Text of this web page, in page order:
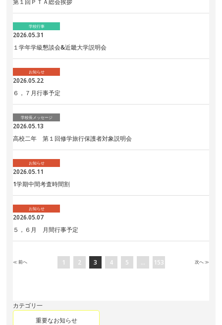
第１回ＰＴＡ総会挨拶
学校行事
2026.05.31
１学年学級懇談会&近畿大学説明会
お知らせ
2026.05.22
６，７月行事予定
学校長メッセージ
2026.05.13
高校二年 第１回修学旅行保護者対象説明会
お知らせ
2026.05.11
1学期中間考査時間割
お知らせ
2026.05.07
５，６月 月間行事予定
≪ 前へ 1 2 3 4 5 … 153 次へ ≫
カテゴリ一
重要なお知らせ